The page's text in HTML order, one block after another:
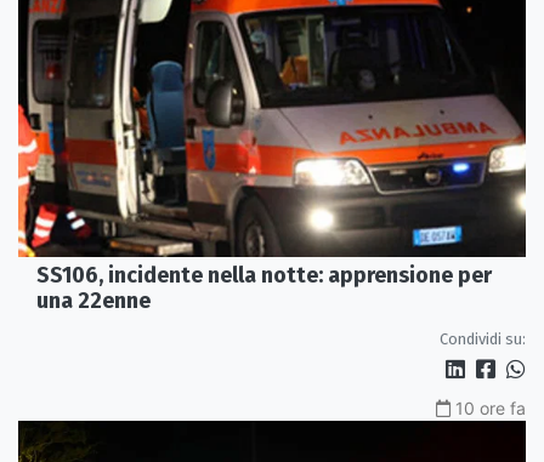
SS106, incidente nella notte: apprensione per
una 22enne
Condividi su:
10 ore fa